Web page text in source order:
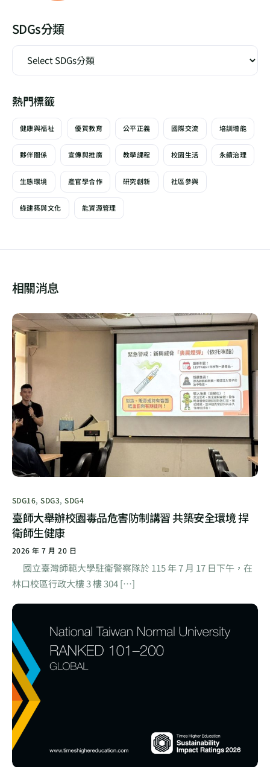
SDGs分類
熱門標籤
健康與福祉 優質教育 公平正義 國際交流 培訓增能
夥伴關係 宣傳與推廣 教學課程 校園生活 永續治理
生態環境 產官學合作 研究創新 社區參與
綠建築與文化 能資源管理
相關消息
SDG16,SDG3,SDG4
臺師大舉辦校園毒品危害防制講習 共築安全環境 捍
衛師生健康
2026 年 7 月 20 日
國立臺灣師範大學駐衛警察隊於 115 年 7 月 17 日下午，在
林口校區行政大樓 3 樓 304 […]